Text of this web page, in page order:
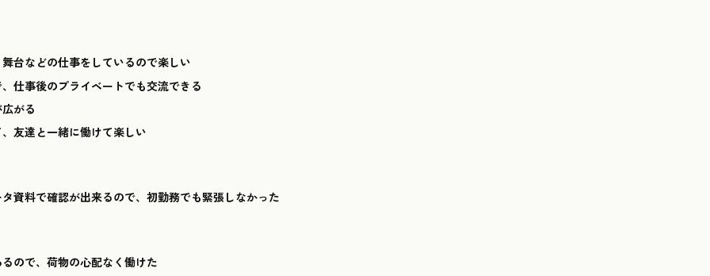
台などの仕事をしているので楽しい
仕事後のプライベートでも交流できる
がる
友達と一緒に働けて楽しい
資料で確認が出来るので、初勤務でも緊張しなかった
ので、荷物の心配なく働けた